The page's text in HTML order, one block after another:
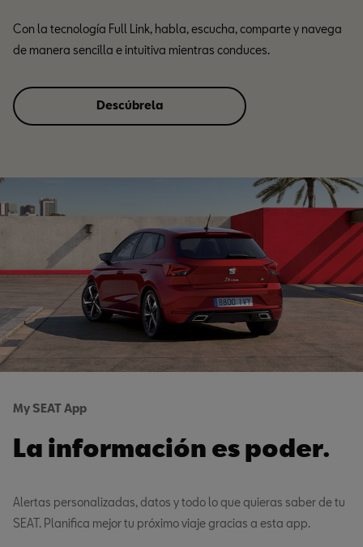
Con la tecnología Full Link, habla, escucha, comparte y navega
de manera sencilla e intuitiva mientras conduces.
Descúbrela
My SEAT App
La información es poder.
Alertas personalizadas, datos y todo lo que quieras saber de tu
SEAT. Planifica mejor tu próximo viaje gracias a esta app.